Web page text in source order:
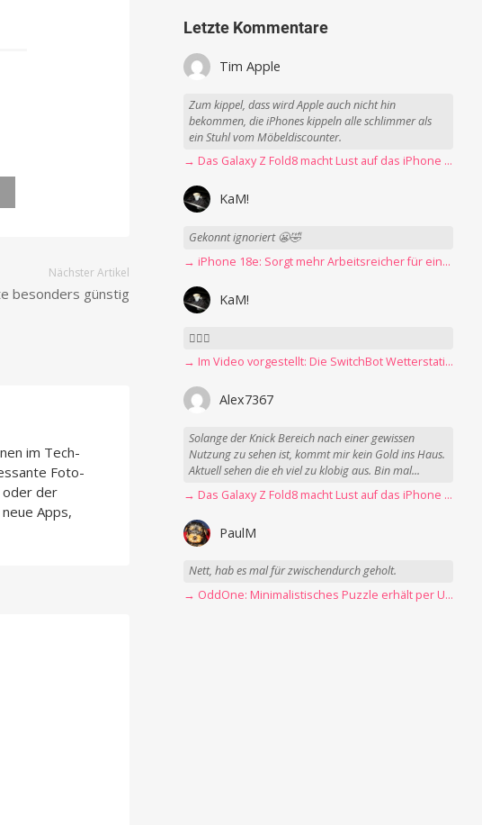
Nächster Artikel
besonders günstig
im Tech-
Foto-
oder der
Apps,
Letzte Kommentare
Tim Apple
Zum kippel, dass wird Apple auch nicht hin
bekommen, die iPhones kippeln alle schlimmer als
ein Stuhl vom Möbeldiscounter.
→ Das Galaxy Z Fold8 macht Lust auf das iPhone Ultra
KaM!
Gekonnt ignoriert 😬🤣
→ iPhone 18e: Sorgt mehr Arbeitsreicher für eine Preiserhöhung?
KaM!
👍🏻🤣
→ Im Video vorgestellt: Die SwitchBot Wetterstation mit E-Ink-Display
Alex7367
Solange der Knick Bereich nach einer gewissen
Nutzung zu sehen ist, kommt mir kein Gold ins Haus.
Aktuell sehen die eh viel zu klobig aus. Bin mal...
→ Das Galaxy Z Fold8 macht Lust auf das iPhone Ultra
PaulM
Nett, hab es mal für zwischendurch geholt.
→ OddOne: Minimalistisches Puzzle erhält per Update 150 neue Level